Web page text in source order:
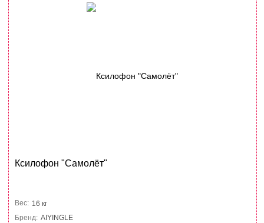
Ксилофон "Самолёт"
Вес: 16 кг
Бренд: AIYINGLE